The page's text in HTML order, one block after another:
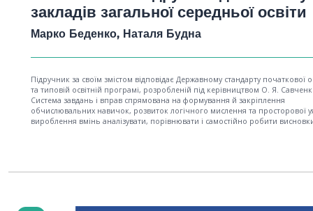
закладів загальної середньої освіти
Марко Беденко, Наталя Будна
Підручник за своїм змістом відповідає Державному стандарту початкової
та типовій освітній програмі, розробленій під керівництвом О. Я.
Система завдань і вправ спрямована на формування й закріплення
обчислювальних навичок, розвиток логічного мислення та просторової
вироблення вмінь аналізувати, порівнювати і самостійно робити